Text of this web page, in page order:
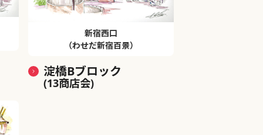
新宿西口
（わせだ新宿百景）
淀橋Bブロック
(13商店会)